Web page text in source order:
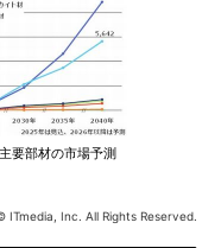
要部材の市場予測
ITmedia, Inc. All Rights Reserved.